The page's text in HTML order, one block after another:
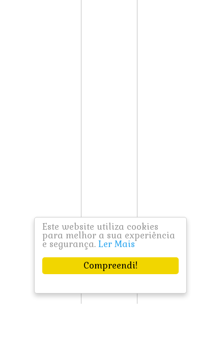
Compreendi!
Este website utiliza cookies
para melhor a sua experiência
e segurança. Ler Mais